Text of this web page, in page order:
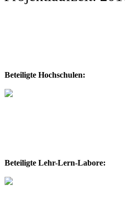
Beteiligte Hochschulen:
Beteiligte Lehr-Lern-Labore: